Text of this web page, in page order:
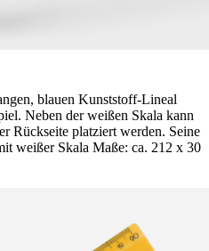
blauen Kunststoff-Lineal
Neben der weißen Skala kann
Rückseite platziert werden. Seine
weißer Skala Maße: ca. 212 x 30